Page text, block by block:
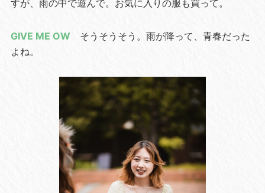
すが、雨の中で遊んで。お気に入りの服も買って。
GIVE ME OW
そうそうそう。雨が降って、青春だった
よね。